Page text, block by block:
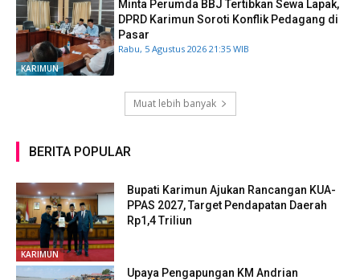
KARIMUN
Minta Perumda BBJ Tertibkan Sewa Lapak,
DPRD Karimun Soroti Konflik Pedagang di
Pasar
Rabu, 5 Agustus 2026 21:35 WIB
Muat lebih banyak
BERITA POPULAR
KARIMUN
Bupati Karimun Ajukan Rancangan KUA-
PPAS 2027, Target Pendapatan Daerah
Rp1,4 Triliun
Upaya Pengapungan KM Andrian